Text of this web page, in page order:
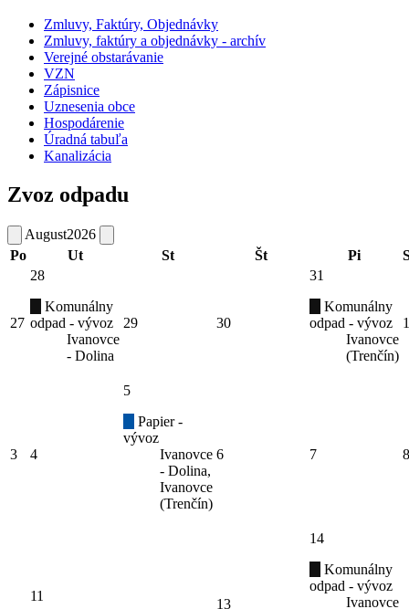
Zmluvy, Faktúry, Objednávky
Zmluvy, faktúry a objednávky - archív
Verejné obstarávanie
VZN
Zápisnice
Uznesenia obce
Hospodárenie
Úradná tabuľa
Kanalizácia
Zvoz odpadu
August2026
Po
Ut St Št Pi
27
28
Komunálny
odpad - vývoz
Ivanovce
- Dolina
29 30
31
Komunálny
odpad - vývoz
Ivanovce
(Trenčín)
1
3 4
5
Papier -
vývoz
Ivanovce
- Dolina,
Ivanovce
(Trenčín)
6 7 8
11
13
14
Komunálny
odpad - vývoz
Ivanovce